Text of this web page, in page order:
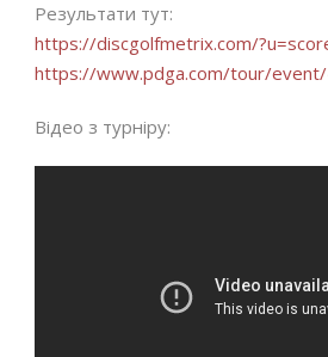
Результати тут:
https://discgolfmetrix.com/
https://www.pdga.com/tour/
Відео з турніру: